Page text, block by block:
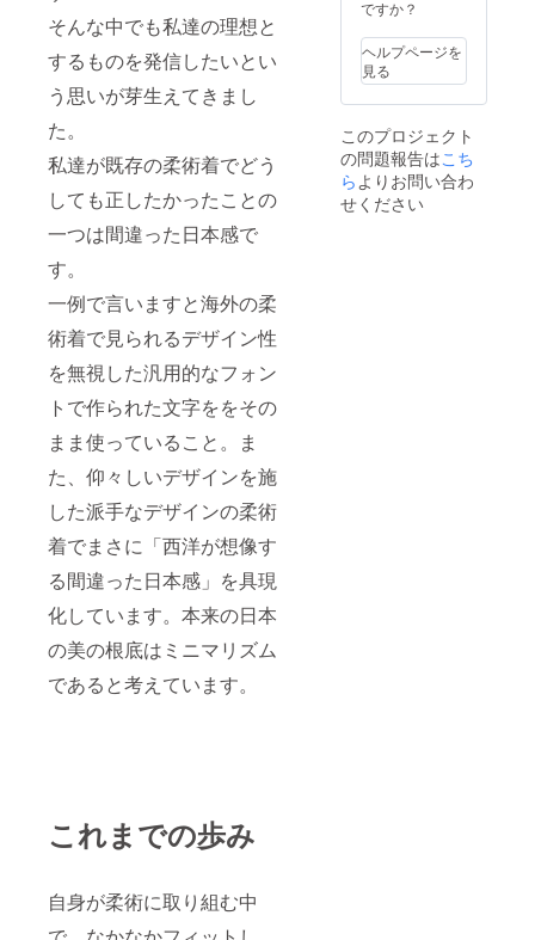
そんな中でも私達の理想と
するものを発信したいとい
う思いが芽生えてきまし
た。
私達が既存の柔術着でどう
しても正したかったことの
一つは間違った日本感で
す。
一例で言いますと海外の柔
術着で見られるデザイン性
を無視した汎用的なフォン
トで作られた文字ををその
まま使っていること。ま
た、仰々しいデザインを施
した派手なデザインの柔術
着でまさに「西洋が想像す
る間違った日本感」を具現
化しています。本来の日本
の美の根底はミニマリズム
であると考えています。
これまでの歩み
自身が柔術に取り組む中
で形成
されて
おり、
コット
ンで
コット
ンドリ
ル生地
です。
モデル■
デイ
リー
モデル
のコン
セプト
は丈夫
で長く
使える
日々の
A00サ
約1.2kg
ズ：約
1.2kg～
約1.3kg
A1サイ
ズ：約
1.3～
1.5kg
は100%
ンで
10oz(28
3gms)
リップ
プ生地
です。
乾きや
すく軽
いので
戦のた
ストコ
ンディ
ション
で望み
そんな
気持ち
を実現
できる1
品で
ですか？
ヘルプページを
見る
このプロジェクト
の問題報告はこち
らよりお問い合わ
せください